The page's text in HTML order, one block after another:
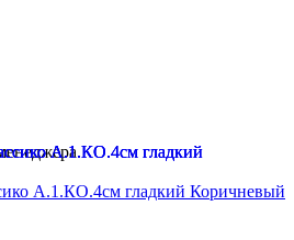
А.1.КО.4см гладкий Коричневый